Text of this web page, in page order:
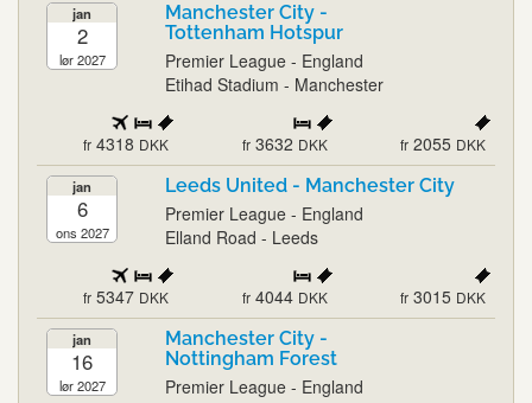
jan
2
lør 2027
Manchester City -
Tottenham Hotspur
Premier League - England
Etihad Stadium - Manchester
fr 4318 DKK fr 3632 DKK fr 2055 DKK
jan
6
ons 2027
Leeds United - Manchester City
Premier League - England
Elland Road - Leeds
fr 5347 DKK fr 4044 DKK fr 3015 DKK
jan
16
lør 2027
Manchester City -
Nottingham Forest
Premier League - England